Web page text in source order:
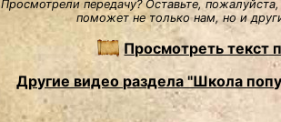
Просмотрели передачу? Оставьте,
поможет не только нам, но и
Просмотреть текст
Другие видео раздела "Школа